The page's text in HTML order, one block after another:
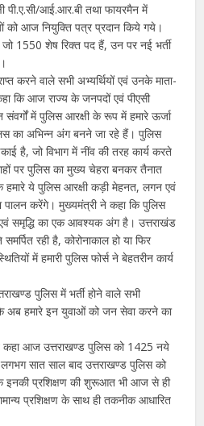
पी.ए.सी/आई.आर.बी तथा फायरमैन में
को आज नियुक्ति पत्र प्रदान किये गये।
1550 शेष रिक्त पद हैं, उन पर नई भर्ती
करने वाले सभी अभ्यर्थियों एवं उनके माता-
कि आज राज्य के जनपदों एवं पीएसी
संवर्गों में पुलिस आरक्षी के रूप में हमारे ऊर्जा
का अभिन्न अंग बनने जा रहे हैं। पुलिस
है, जो विभाग में नींव की तरह कार्य करते
पर पुलिस का मुख्य चेहरा बनकर तैनात
हमारे ये पुलिस आरक्षी कड़ी मेहनत, लगन एवं
पालन करेंगे। मुख्यमंत्री ने कहा कि पुलिस
एवं समृद्धि का एक आवश्यक अंग है। उत्तराखंड
रही है, कोरोनाकाल हो या फिर
में हमारी पुलिस फोर्स ने बेहतरीन कार्य
पुलिस में भर्ती होने वाले सभी
अब हमारे इन युवाओं को जन सेवा करने का
आज उत्तराखण्ड पुलिस को 1425 नये
सात साल बाद उत्तराखण्ड पुलिस को
इनकी प्रशिक्षण की शुरूआत भी आज से ही
प्रशिक्षण के साथ ही तकनीक आधारित